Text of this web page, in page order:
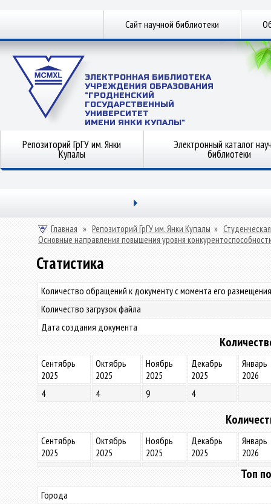
Сайт научной библиотеки
ЭЛЕКТРОННАЯ БИБЛИОТЕКА
УЧРЕЖДЕНИЯ ОБРАЗОВАНИЯ
"ГРОДНЕНСКИЙ
ГОСУДАРСТВЕННЫЙ
УНИВЕРСИТЕТ
ИМЕНИ ЯНКИ КУПАЛЫ"
Репозиторий ГрГУ им. Янки
Купалы
Электронный каталог
библиотеки
Главная » Репозиторий ГрГУ им. Янки Купалы »
Основные направления повышения уровня
Статистика
Количество обращений к документу с момента его
Количество загрузок файла
Дата создания документа
Сентябрь
2025
Октябрь
2025
Ноябрь
2025
Декабрь
2025
Январь
2026
4
4 9 4
Сентябрь
2025
Октябрь
2025
Ноябрь
2025
Декабрь
2025
Январь
2026
Топ
Города